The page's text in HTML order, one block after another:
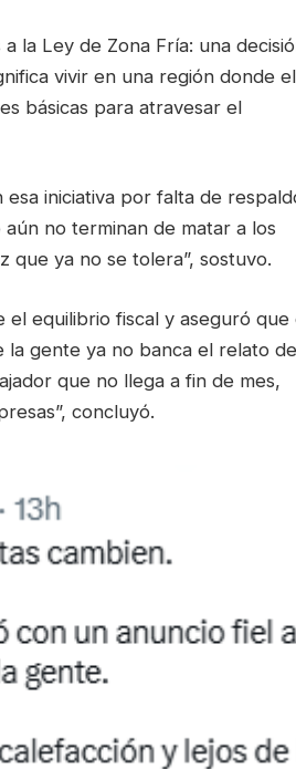
la Ley de Zona Fría: una
vivir en una región donde el
básicas para atravesar el
iniciativa por falta de
no terminan de matar a los
que ya no se tolera”, sostuvo.
el equilibrio fiscal y aseguró que
la gente ya no banca el relato
que no llega a fin de mes,
concluyó.